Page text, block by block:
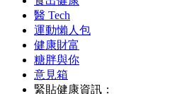
醫 Tech
運動懶人包
健康財富
糖胖與你
意見箱
緊貼健康資訊：